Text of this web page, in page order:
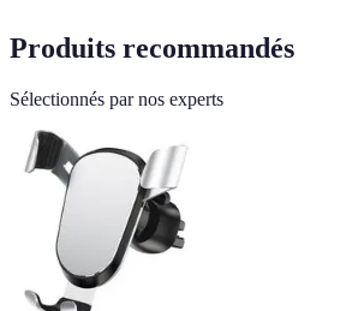
Produits recommandés
Sélectionnés par nos experts